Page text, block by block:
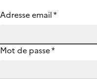
Adresse email*
Mot de passe*